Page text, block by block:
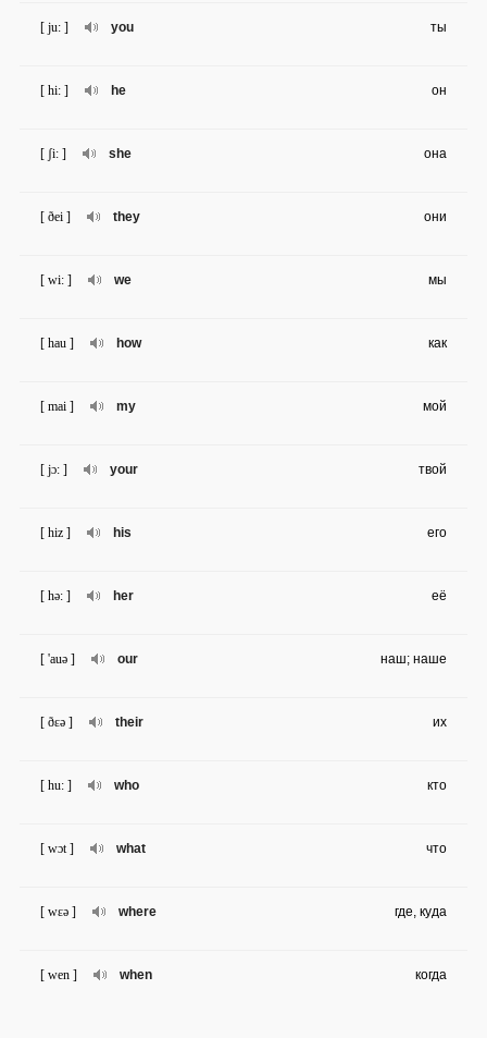
you
[ ju: ] ты
he
[ hi: ] он
she
[ ʃi: ] она
they
[ ðei ] они
we
[ wi: ] мы
how
[ hau ] как
my
[ mai ] мой
your
[ jɔ: ] твой
his
[ hiz ] его
her
[ hə: ] её
our
[ 'auə ] наш; наше
their
[ ðɛə ] их
who
[ hu: ] кто
what
[ wɔt ] что
where
[ wɛə ] где, куда
when
[ wen ] когда